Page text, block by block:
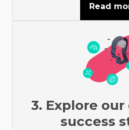
Read
3. Explore
success